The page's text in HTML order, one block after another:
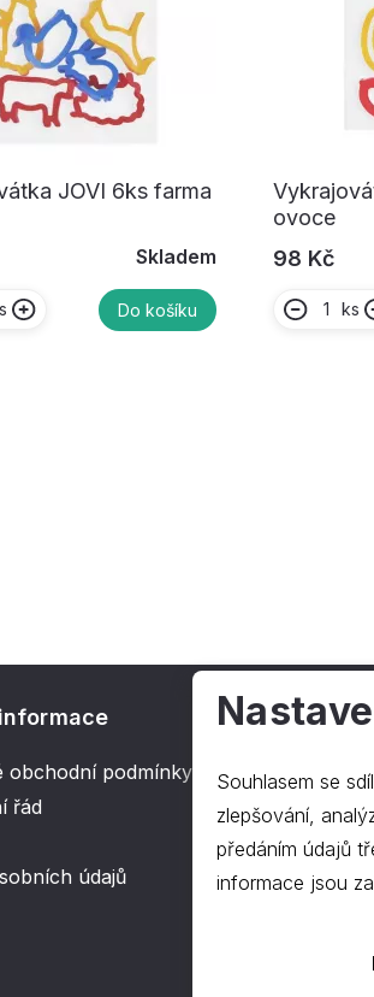
JOVI 6ks farma
Skladem
Do košíku
ovoce
98 Kč
ks
obchodní podmínky
řád
údajů
O
Kontakt
O nás
Souhlasem se
zlepšování, analýzu a
předáním údajů
informace jsou